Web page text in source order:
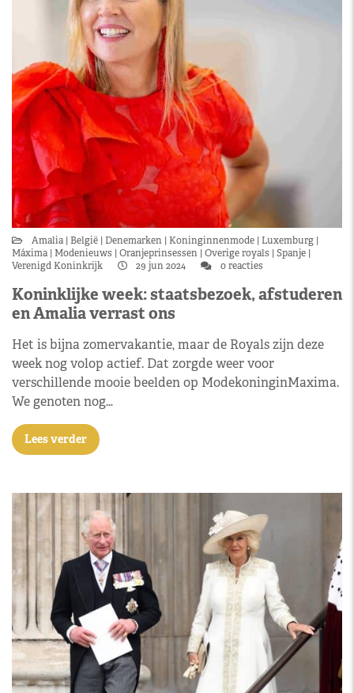
Amalia België Denemarken Koninginnenmode Luxemburg
Máxima Modenieuws Oranjeprinsessen Overige royals
Spanje
Verenigd Koninkrijk
29 jun 2024 0 reacties
Koninklijke week: staatsbezoek, afstuderen
en Amalia verrast ons
Het is bijna zomervakantie, maar de Royals zijn deze
week nog volop actief. Dat zorgde weer voor
verschillende mooie beelden op ModekoninginMaxima.
We genoten nog…
Lees verder